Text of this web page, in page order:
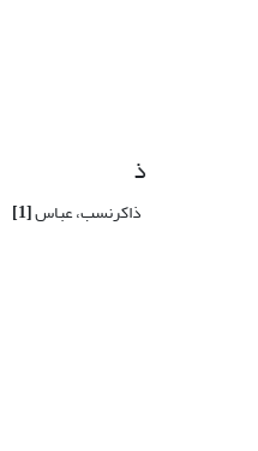
ذ
ذاکرنسب، عباس[1]